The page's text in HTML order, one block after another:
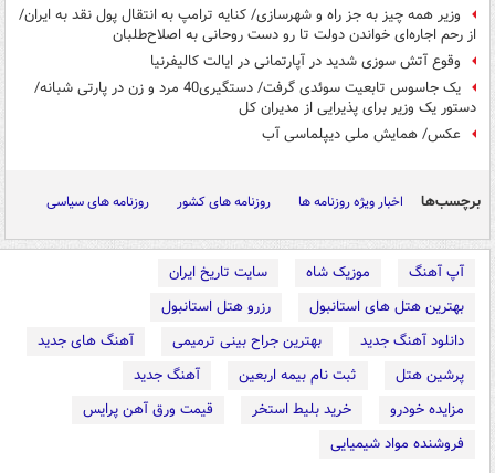
وزیر همه چیز به جز راه و شهرسازی/ کنایه ترامپ به انتقال پول نقد به ایران/
از رحم اجاره‌ای خواندن دولت تا رو دست روحانی به اصلاح‌طلبان
وقوع آتش سوزی شدید در آپارتمانی در ایالت کالیفرنیا
یک جاسوس تابعیت سوئدی گرفت/ دستگیری40 مرد و زن در پارتی شبانه/
دستور یک وزیر برای پذیرایی از مدیران کل
عکس/ همایش ملی دیپلماسی آب
برچسب‌ها اخبار ویژه روزنامه ها روزنامه های کشور روزنامه های سیاسی
آپ آهنگ موزیک شاه
سایت تاریخ ایران
بهترین هتل های استانبول
رزرو هتل استانبول
دانلود آهنگ جدید
بهترین جراح بینی ترمیمی
آهنگ های جدید
پرشین هتل
ثبت نام بیمه اربعین
آهنگ جدید
مزایده خودرو
خرید بلیط استخر
قیمت ورق آهن پرایس
فروشنده مواد شیمیایی